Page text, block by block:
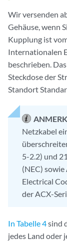
Wir versenden
Gehäuse, wenn
Kupplung ist
Internationalen
beschrieben.
Steckdose der
Standort
Netzkabel
5-2.2) und
(NEC)
Electrical
der ACX-
In Tabelle 4sind
jedes Land oder